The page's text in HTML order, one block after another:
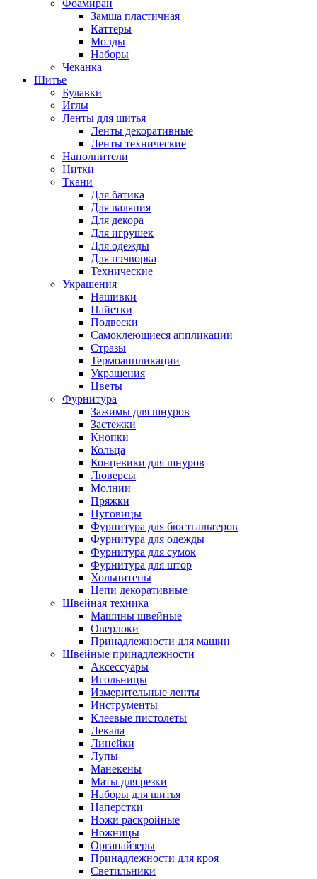
Фоамиран
Замша пластичная
Каттеры
Молды
Наборы
Чеканка
Шитье
Булавки
Иглы
Ленты для шитья
Ленты декоративные
Ленты технические
Наполнители
Нитки
Ткани
Для батика
Для валяния
Для декора
Для игрушек
Для одежды
Для пэчворка
Технические
Украшения
Нашивки
Пайетки
Подвески
Самоклеющиеся аппликации
Стразы
Термоаппликации
Украшения
Цветы
Фурнитура
Зажимы для шнуров
Застежки
Кнопки
Кольца
Концевики для шнуров
Люверсы
Молнии
Пряжки
Пуговицы
Фурнитура для бюстгальтеров
Фурнитура для одежды
Фурнитура для сумок
Фурнитура для штор
Хольнитены
Цепи декоративные
Швейная техника
Машины швейные
Оверлоки
Принадлежности для машин
Швейные принадлежности
Аксессуары
Игольницы
Измерительные ленты
Инструменты
Клеевые пистолеты
Лекала
Линейки
Лупы
Манекены
Маты для резки
Наборы для шитья
Наперстки
Ножи раскройные
Ножницы
Органайзеры
Принадлежности для кроя
Светильники